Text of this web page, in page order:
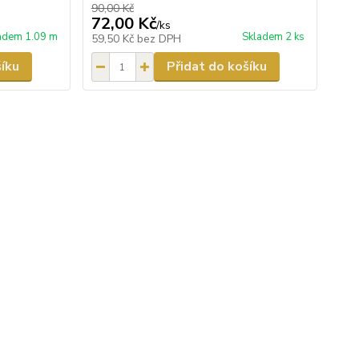
1.09 m
90,00 Kč
72,00 Kč/ks
59,50 Kč bez DPH Skladem 2 ks
Přidat do košíku